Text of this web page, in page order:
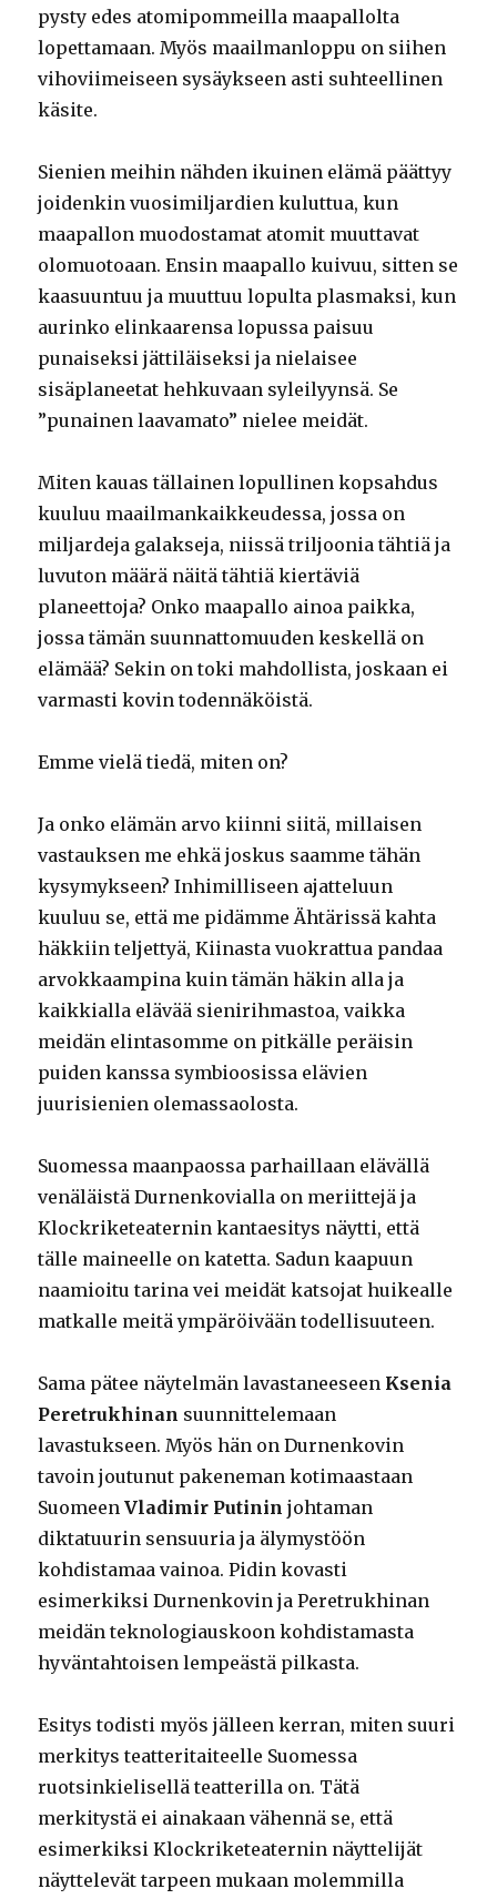
pysty edes atomipommeilla maapallolta
lopettamaan. Myös maailmanloppu on siihen
vihoviimeiseen sysäykseen asti suhteellinen
käsite.
Sienien meihin nähden ikuinen elämä päättyy
joidenkin vuosimiljardien kuluttua, kun
maapallon muodostamat atomit muuttavat
olomuotoaan. Ensin maapallo kuivuu, sitten se
kaasuuntuu ja muuttuu lopulta plasmaksi, kun
aurinko elinkaarensa lopussa paisuu
punaiseksi jättiläiseksi ja nielaisee
sisäplaneetat hehkuvaan syleilyynsä. Se
”punainen laavamato” nielee meidät.
Miten kauas tällainen lopullinen kopsahdus
kuuluu maailmankaikkeudessa, jossa on
miljardeja galakseja, niissä triljoonia tähtiä ja
luvuton määrä näitä tähtiä kiertäviä
planeettoja? Onko maapallo ainoa paikka,
jossa tämän suunnattomuuden keskellä on
elämää? Sekin on toki mahdollista, joskaan ei
varmasti kovin todennäköistä.
Emme vielä tiedä, miten on?
Ja onko elämän arvo kiinni siitä, millaisen
vastauksen me ehkä joskus saamme tähän
kysymykseen? Inhimilliseen ajatteluun
kuuluu se, että me pidämme Ähtärissä kahta
häkkiin teljettyä, Kiinasta vuokrattua pandaa
arvokkaampina kuin tämän häkin alla ja
kaikkialla elävää sienirihmastoa, vaikka
meidän elintasomme on pitkälle peräisin
puiden kanssa symbioosissa elävien
juurisienien olemassaolosta.
Suomessa maanpaossa parhaillaan elävällä
venäläistä Durnenkovialla on meriittejä ja
Klockriketeaternin kantaesitys näytti, että
tälle maineelle on katetta. Sadun kaapuun
naamioitu tarina vei meidät katsojat huikealle
matkalle meitä ympäröivään todellisuuteen.
Sama pätee näytelmän lavastaneeseen Ksenia
Peretrukhinan suunnittelemaan
lavastukseen. Myös hän on Durnenkovin
tavoin joutunut pakeneman kotimaastaan
SuomeenVladimir Putinin johtaman
diktatuurin sensuuria ja älymystöön
kohdistamaa vainoa. Pidin kovasti
esimerkiksi Durnenkovin ja Peretrukhinan
meidän teknologiauskoon kohdistamasta
hyväntahtoisen lempeästä pilkasta.
Esitys todisti myös jälleen kerran, miten suuri
merkitys teatteritaiteelle Suomessa
ruotsinkielisellä teatterilla on. Tätä
merkitystä ei ainakaan vähennä se, että
esimerkiksi Klockriketeaternin näyttelijät
näyttelevät tarpeen mukaan molemmilla